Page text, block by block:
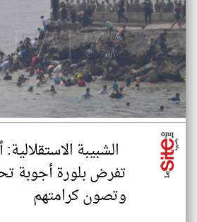
الشبيبة
تفرض بلورة أجوبة
وتصون كرامتهم